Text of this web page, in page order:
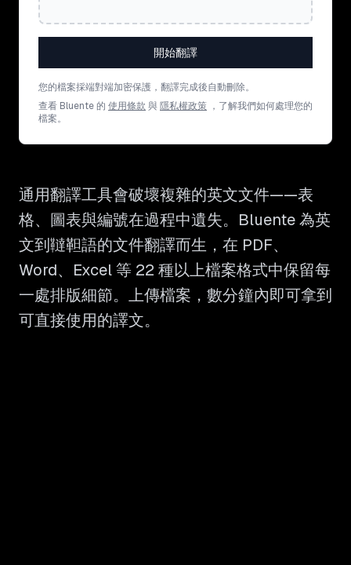
開始翻譯
您的檔案採端對端加密保護，翻譯完成後自動刪除。
查看 Bluente 的 使用條款 與 隱私權政策 ，了解我們如何處理您的
檔案。
通用翻譯工具會破壞複雜的英文文件——表
格、圖表與編號在過程中遺失。Bluente 為英
文到韃靼語的文件翻譯而生，在 PDF、
Word、Excel 等 22 種以上檔案格式中保留每
一處排版細節。上傳檔案，數分鐘內即可拿到
可直接使用的譯文。